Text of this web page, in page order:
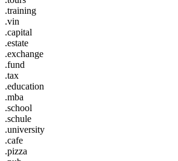
.training
.vin
.capital
.estate
.exchange
.fund
.tax
.education
.mba
.school
.schule
.university
.cafe
.pizza